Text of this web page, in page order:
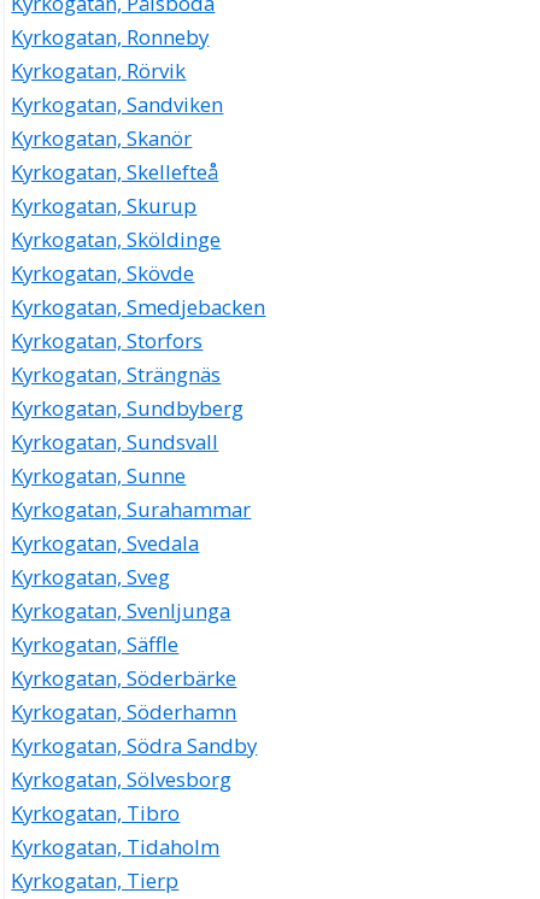
Kyrkogatan, Ronneby
Kyrkogatan, Rörvik
Kyrkogatan, Sandviken
Kyrkogatan, Skanör
Kyrkogatan, Skellefteå
Kyrkogatan, Skurup
Kyrkogatan, Sköldinge
Kyrkogatan, Skövde
Kyrkogatan, Smedjebacken
Kyrkogatan, Storfors
Kyrkogatan, Strängnäs
Kyrkogatan, Sundbyberg
Kyrkogatan, Sundsvall
Kyrkogatan, Sunne
Kyrkogatan, Surahammar
Kyrkogatan, Svedala
Kyrkogatan, Sveg
Kyrkogatan, Svenljunga
Kyrkogatan, Säffle
Kyrkogatan, Söderbärke
Kyrkogatan, Söderhamn
Kyrkogatan, Södra Sandby
Kyrkogatan, Sölvesborg
Kyrkogatan, Tibro
Kyrkogatan, Tidaholm
Kyrkogatan, Tierp